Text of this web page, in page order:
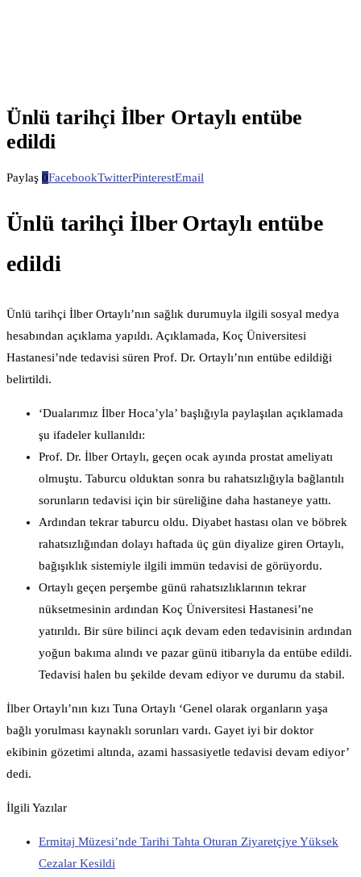
Ünlü tarihçi İlber Ortaylı entübe
edildi
Paylaş 0FacebookTwitterPinterestEmail
Ünlü tarihçi İlber Ortaylı entübe
edildi
Ünlü tarihçi İlber Ortaylı’nın sağlık durumuyla ilgili sosyal medya
hesabından açıklama yapıldı. Açıklamada, Koç Üniversitesi
Hastanesi’nde tedavisi süren Prof. Dr. Ortaylı’nın entübe edildiği
belirtildi.
‘Dualarımız İlber Hoca’yla’ başlığıyla paylaşılan açıklamada
şu ifadeler kullanıldı:
Prof. Dr. İlber Ortaylı, geçen ocak ayında prostat ameliyatı
olmuştu. Taburcu olduktan sonra bu rahatsızlığıyla bağlantılı
sorunların tedavisi için bir süreliğine daha hastaneye yattı.
Ardından tekrar taburcu oldu. Diyabet hastası olan ve böbrek
rahatsızlığından dolayı haftada üç gün diyalize giren Ortaylı,
bağışıklık sistemiyle ilgili immün tedavisi de görüyordu.
Ortaylı geçen perşembe günü rahatsızlıklarının tekrar
nüksetmesinin ardından Koç Üniversitesi Hastanesi’ne
yatırıldı. Bir süre bilinci açık devam eden tedavisinin ardından
yoğun bakıma alındı ve pazar günü itibarıyla da entübe edildi.
Tedavisi halen bu şekilde devam ediyor ve durumu da stabil.
İlber Ortaylı’nın kızı Tuna Ortaylı ‘Genel olarak organların yaşa
bağlı yorulması kaynaklı sorunları vardı. Gayet iyi bir doktor
ekibinin gözetimi altında, azami hassasiyetle tedavisi devam ediyor’
dedi.
İlgili Yazılar
Ermitaj Müzesi’nde Tarihi Tahta Oturan Ziyaretçiye Yüksek
Cezalar Kesildi